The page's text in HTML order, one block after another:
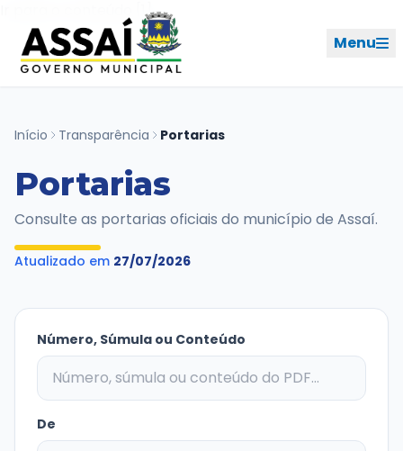
Ir para o conteúdo [1]
Menu
PERFIL DE NAVEGAÇÃO
Geral
Início
Governo
Ouvidoria
Transparência e Atos
Início Transparência Portarias
Portarias
Consulte as portarias oficiais do município de Assaí.
Atualizado em 27/07/2026
Número, Súmula ou Conteúdo
De